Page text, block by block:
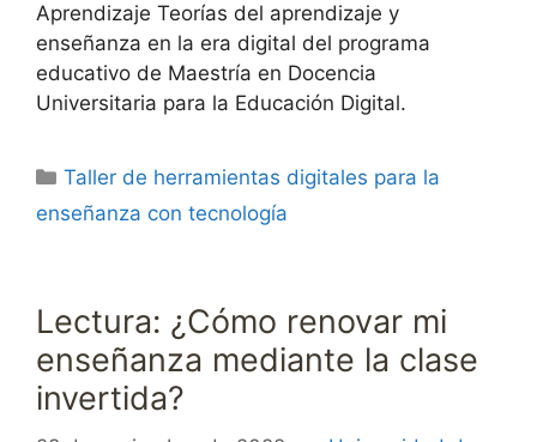
Aprendizaje Teorías del aprendizaje y
enseñanza en la era digital del programa
educativo de Maestría en Docencia
Universitaria para la Educación Digital.
Categorías
Taller de herramientas digitales para la
enseñanza con tecnología
Lectura: ¿Cómo renovar mi
enseñanza mediante la clase
invertida?